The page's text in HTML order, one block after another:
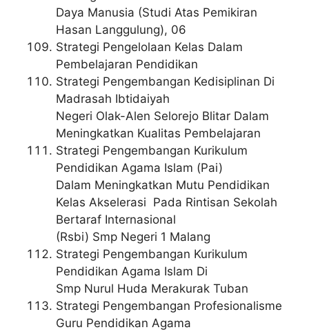
Daya Manusia (Studi Atas Pemikiran
Hasan Langgulung), 06
Strategi Pengelolaan Kelas Dalam
Pembelajaran Pendidikan
Strategi Pengembangan Kedisiplinan Di
Madrasah Ibtidaiyah
Negeri Olak-Alen Selorejo Blitar Dalam
Meningkatkan Kualitas Pembelajaran
Strategi Pengembangan Kurikulum
Pendidikan Agama Islam (Pai)
Dalam Meningkatkan Mutu Pendidikan
Kelas Akselerasi Pada Rintisan Sekolah
Bertaraf Internasional
(Rsbi) Smp Negeri 1 Malang
Strategi Pengembangan Kurikulum
Pendidikan Agama Islam Di
Smp Nurul Huda Merakurak Tuban
Strategi Pengembangan Profesionalisme
Guru Pendidikan Agama